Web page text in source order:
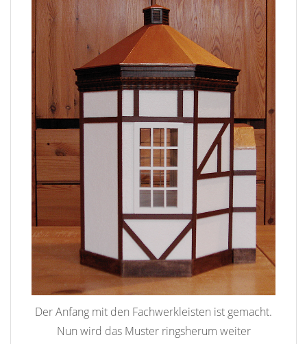
Der Anfang mit den Fachwerkleisten ist gemacht.
Nun wird das Muster ringsherum weiter